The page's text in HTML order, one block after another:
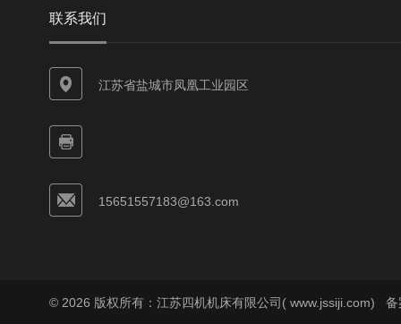
联系我们
江苏省盐城市凤凰工业园区
15651557183@163.com
© 2026 版权所有：江苏四机机床有限公司( www.jssiji.com) 备